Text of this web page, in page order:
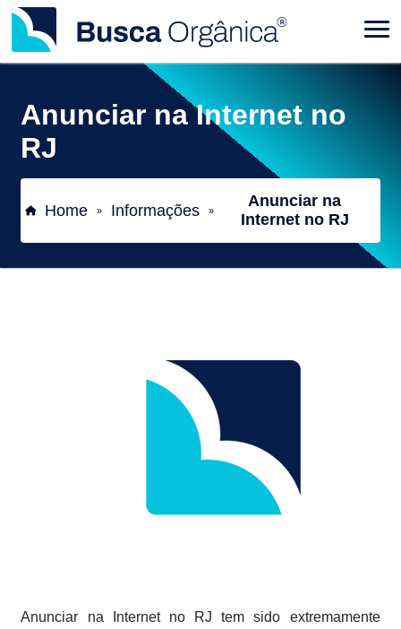
Anunciar na Internet no
RJ
Home » Informações »
Anunciar na
Internet no RJ
Anunciar na Internet no RJ tem sido extremamente